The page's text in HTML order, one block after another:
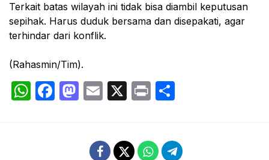
‎Terkait batas wilayah ini tidak bisa diambil keputusan
sepihak. Harus duduk bersama dan disepakati, agar
terhindar dari konflik.
‎(Rahasmin/Tim).
WhatsApp
Facebook
Mastodon
Email
X Print